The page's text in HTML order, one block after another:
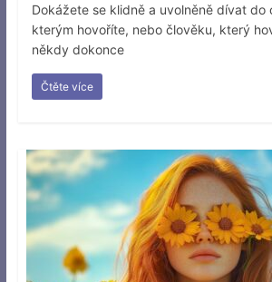
Dokážete se klidně a uvolněně dívat do
kterým hovoříte, nebo člověku, který
někdy dokonce
Čtěte více